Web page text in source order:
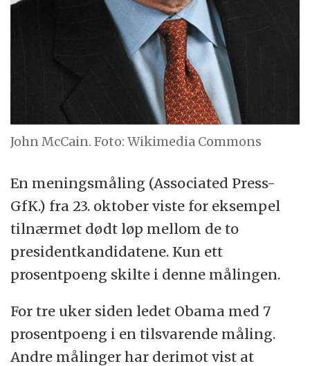
John McCain. Foto: Wikimedia Commons
En meningsmåling (Associated Press-
GfK.) fra 23. oktober viste for eksempel
tilnærmet dødt løp mellom de to
presidentkandidatene. Kun ett
prosentpoeng skilte i denne målingen.
For tre uker siden ledet Obama med 7
prosentpoeng i en tilsvarende måling.
Andre målinger har derimot vist at